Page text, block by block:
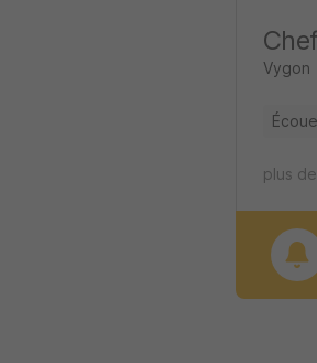
Vygon
plus